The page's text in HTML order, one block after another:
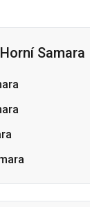
Samara